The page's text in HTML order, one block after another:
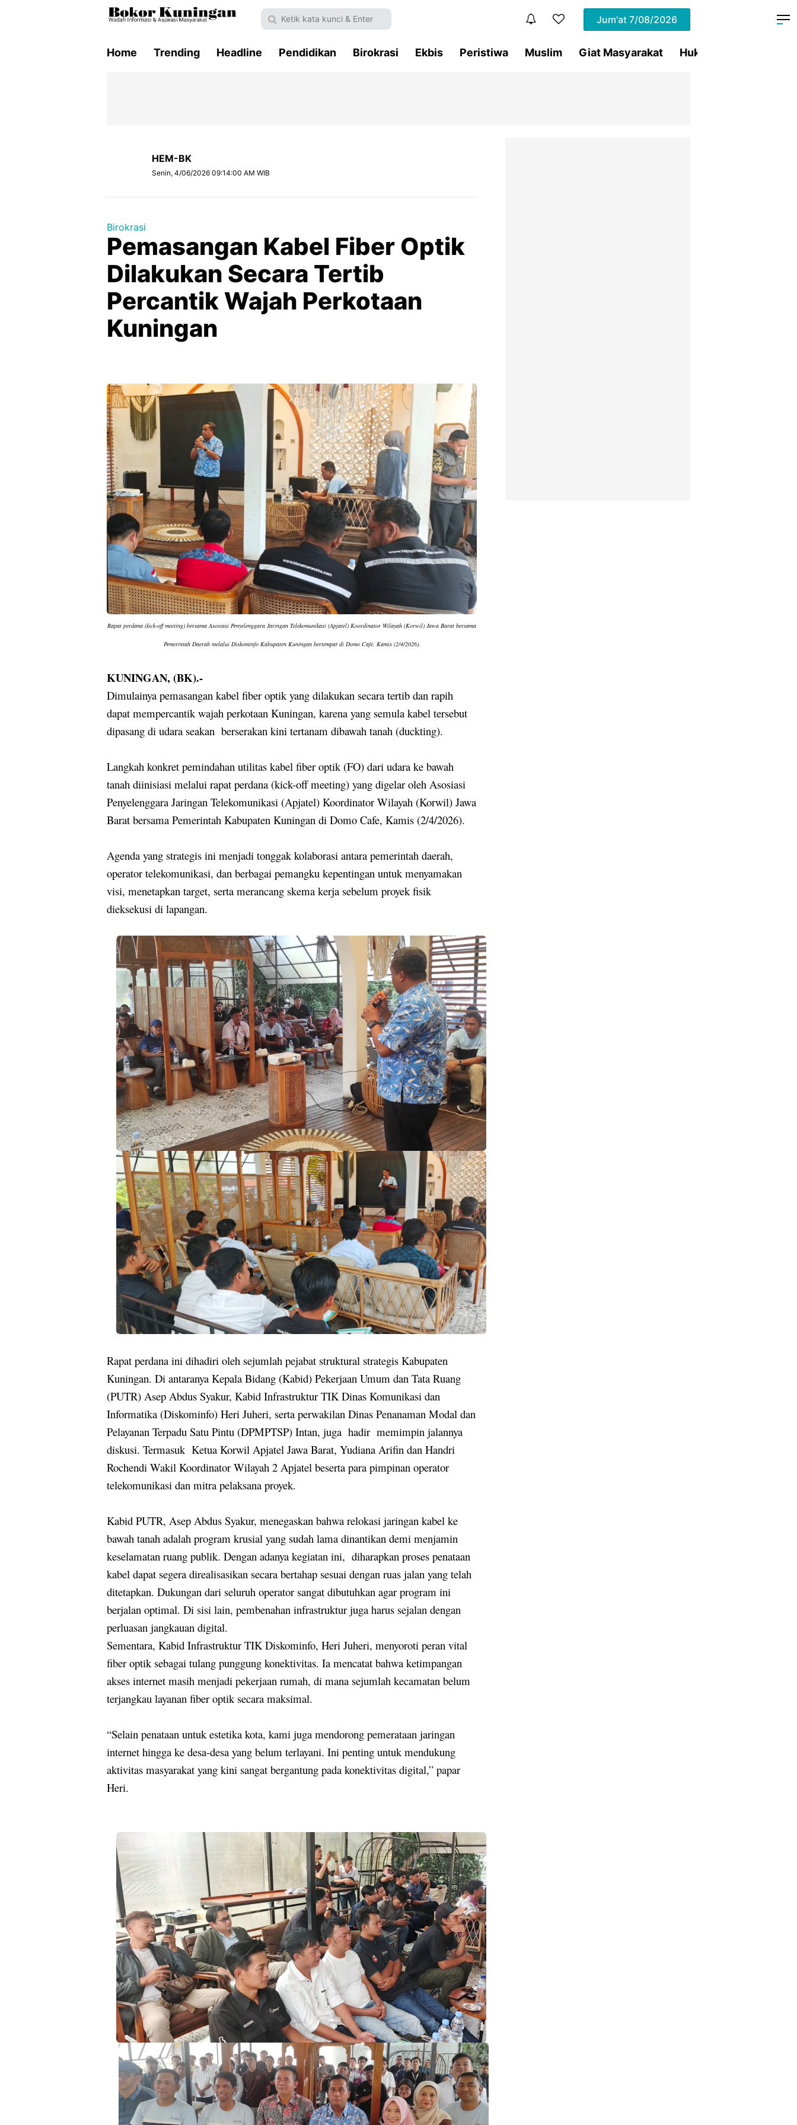
Jum'at 7/08/2026
Home Trending Headline Pendidikan Birokrasi Ekbis Peristiwa Muslim Giat Masyarakat Hukum
HEM-BK
Senin, 4/06/2026 09:14:00 AM WIB
Birokrasi
Pemasangan Kabel Fiber Optik
Dilakukan Secara Tertib
Percantik Wajah Perkotaan
Kuningan
Rapat perdana (kick-off meeting) bersama Asosiasi Penyelenggara Jaringan Telekomunikasi (Apjatel) Koordinator Wilayah (Korwil) Jawa Barat bersama
Pemerintah Daerah melalui Diskominfo Kabupaten Kuningan bertempat di Domo Cafe, Kamis (2/4/2026).
KUNINGAN, (BK).-
Dimulainya pemasangan kabel fiber optik yang dilakukan secara tertib dan rapih
dapat mempercantik wajah perkotaan Kuningan, karena yang semula kabel tersebut
dipasang di udara seakan berserakan kini tertanam dibawah tanah (duckting).
Langkah konkret pemindahan utilitas kabel fiber optik (FO) dari udara ke bawah
tanah diinisiasi melalui rapat perdana (kick-off meeting) yang digelar oleh Asosiasi
Penyelenggara Jaringan Telekomunikasi (Apjatel) Koordinator Wilayah (Korwil) Jawa
Barat bersama Pemerintah Kabupaten Kuningan di Domo Cafe, Kamis (2/4/2026).
Agenda yang strategis ini menjadi tonggak kolaborasi antara pemerintah daerah,
operator telekomunikasi, dan berbagai pemangku kepentingan untuk menyamakan
visi, menetapkan target, serta merancang skema kerja sebelum proyek fisik
dieksekusi di lapangan.
Rapat perdana ini dihadiri oleh sejumlah pejabat struktural strategis Kabupaten
Kuningan. Di antaranya Kepala Bidang (Kabid) Pekerjaan Umum dan Tata Ruang
(PUTR) Asep Abdus Syakur, Kabid Infrastruktur TIK Dinas Komunikasi dan
Informatika (Diskominfo) Heri Juheri, serta perwakilan Dinas Penanaman Modal dan
Pelayanan Terpadu Satu Pintu (DPMPTSP) Intan, juga hadir memimpin jalannya
diskusi. Termasuk Ketua Korwil Apjatel Jawa Barat, Yudiana Arifin dan Handri
Rochendi Wakil Koordinator Wilayah 2 Apjatel beserta para pimpinan operator
telekomunikasi dan mitra pelaksana proyek.
Kabid PUTR, Asep Abdus Syakur, menegaskan bahwa relokasi jaringan kabel ke
bawah tanah adalah program krusial yang sudah lama dinantikan demi menjamin
keselamatan ruang publik. Dengan adanya kegiatan ini, diharapkan proses penataan
kabel dapat segera direalisasikan secara bertahap sesuai dengan ruas jalan yang telah
ditetapkan. Dukungan dari seluruh operator sangat dibutuhkan agar program ini
berjalan optimal. Di sisi lain, pembenahan infrastruktur juga harus sejalan dengan
perluasan jangkauan digital.
Sementara, Kabid Infrastruktur TIK Diskominfo, Heri Juheri, menyoroti peran vital
fiber optik sebagai tulang punggung konektivitas. Ia mencatat bahwa ketimpangan
akses internet masih menjadi pekerjaan rumah, di mana sejumlah kecamatan belum
terjangkau layanan fiber optik secara maksimal.
“Selain penataan untuk estetika kota, kami juga mendorong pemerataan jaringan
internet hingga ke desa-desa yang belum terlayani. Ini penting untuk mendukung
aktivitas masyarakat yang kini sangat bergantung pada konektivitas digital,” papar
Heri.